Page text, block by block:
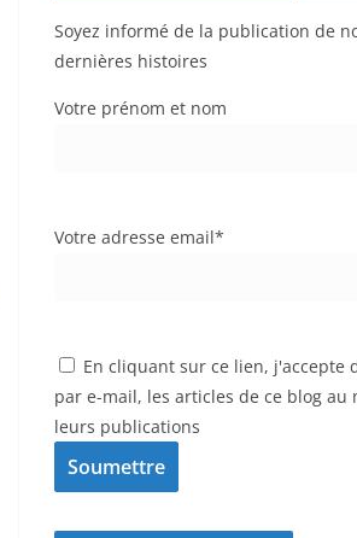
Soyez informé de la publication de
dernières histoires
Votre prénom et nom
Votre adresse email*
En cliquant sur ce lien, j'accepte
par e-mail, les articles de ce blog au
leurs publications